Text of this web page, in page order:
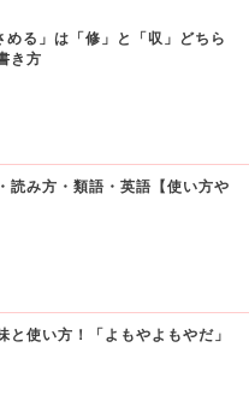
める」は「修」と「収」どちら
き方
読み方・類語・英語【使い方や
と使い方！「よもやよもやだ」